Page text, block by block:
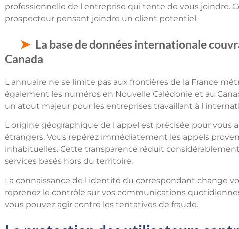
professionnelle de l entreprise qui tente de vous joindre.
prospecteur pensant joindre un client potentiel.
La base de données internationale
Canada
L annuaire ne se limite pas aux frontières de la France
également les numéros en Nouvelle Calédonie et au
un atout majeur pour les entreprises travaillant à l
L origine géographique de l appel est précisée pour vous
étrangers. Vous repérez immédiatement les appels
inhabituelles. Cette transparence réduit
services basés hors du territoire.
La connaissance de l identité du correspondant change
reprenez le contrôle sur vos communications
vous pouvez agir contre les tentatives de fraude.